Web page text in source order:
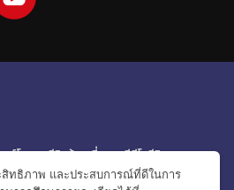
น์โฮม รีวิวบ้านเดี่ยว
วีดีโอรีวิว
ทธิภาพ และประสบการณ์ที่ดีในการ